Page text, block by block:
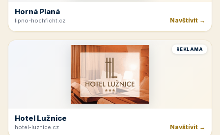
Horná Planá
lipno-hochficht.cz Navštívit →
REKLAMA
Hotel Lužnice
hotel-luznice.cz Navštívit →